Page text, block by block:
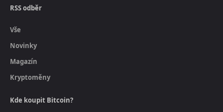
RSS odběr
Vše
Novinky
Magazín
Kryptoměny
Kde koupit Bitcoin?